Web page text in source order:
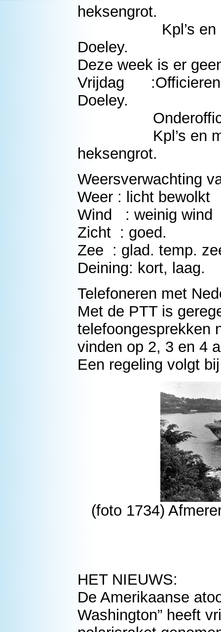
heksengrot.
Kpl’s en
Doeley.
Deze week is er
Vrijdag
Doeley.
Onderofficieren
Kpl’s en
heksengrot.
Weersverwachting
Weer : licht bewolkt
Wind : weinig wind
Zicht : goed.
Zee : glad. temp.
Deining: kort, laag.
Telefoneren met
Met de PTT is
telefoongesprekken
vinden op 2, 3 en 4
Een regeling volgt
(foto 1734)
HET NIEUWS:
De Amerikaanse
Washington” heeft